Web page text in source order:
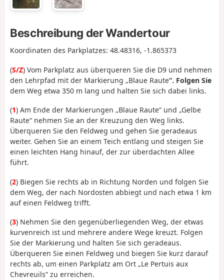
Beschreibung der Wandertour
Koordinaten des Parkplatzes: 48.48316, -1.865373
(S/Z) Vom Parkplatz aus überqueren Sie die D9 und nehmen
den Lehrpfad mit der Markierung „Blaue Raute“. Folgen Sie
dem Weg etwa 350 m lang und halten Sie sich dabei links.
(1) Am Ende der Markierungen „Blaue Raute“ und „Gelbe
Raute“ nehmen Sie an der Kreuzung den Weg links.
Überqueren Sie den Feldweg und gehen Sie geradeaus
weiter. Gehen Sie an einem Teich entlang und steigen Sie
einen leichten Hang hinauf, der zur überdachten Allee
führt.
(2) Biegen Sie rechts ab in Richtung Norden und folgen Sie
dem Weg, der nach Nordosten abbiegt und nach etwa 1 km
auf einen Feldweg trifft.
(3) Nehmen Sie den gegenüberliegenden Weg, der etwas
kurvenreich ist und mehrere andere Wege kreuzt. Folgen
Sie der Markierung und halten Sie sich geradeaus.
Überqueren Sie einen Feldweg und biegen Sie kurz darauf
rechts ab, um einen Parkplatz am Ort „Le Pertuis aux
Chevreuils“ zu erreichen.